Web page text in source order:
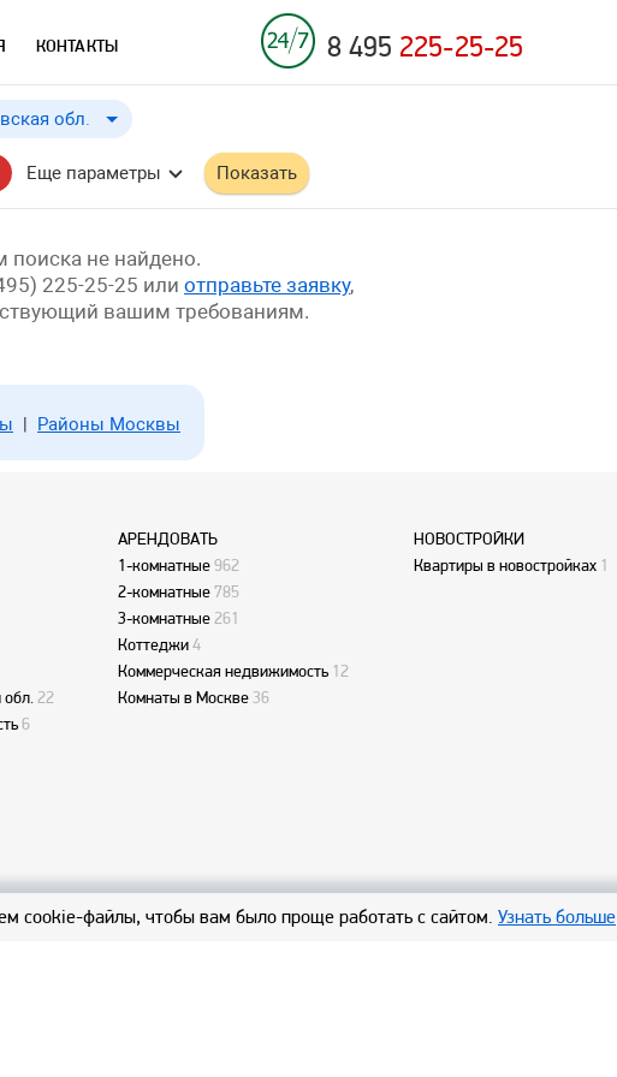
КОНТАКТЫ 8 495 225-25-25
Применить
обл.
обл.
Еще параметры Показать
не найдено.
225-25-25 или отправьте заявку,
вашим требованиям.
| Районы Москвы
22
6
АРЕНДОВАТЬ
1-комнатные962
2-комнатные785
3-комнатные 261
Коттеджи4
Коммерческая недвижимость 12
Комнаты в Москве 36
НОВОСТРОЙКИ
Квартиры в новостройках 1
cookie-файлы, чтобы вам было проще работать с сайтом. Узнать больше